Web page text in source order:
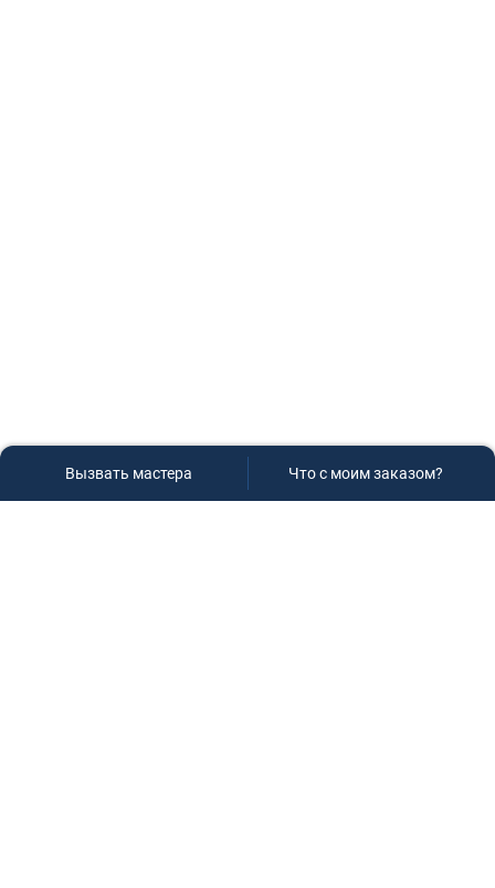
Вызвать мастера Что с моим заказом?